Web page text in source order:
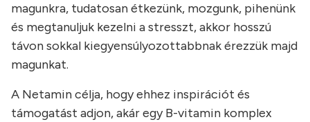
magunkra, tudatosan étkezünk, mozgunk, pihenünk
és megtanuljuk kezelni a stresszt, akkor hosszú
távon sokkal kiegyensúlyozottabbnak érezzük majd
magunkat.
A Netamin célja, hogy ehhez inspirációt és
támogatást adjon, akár egy B-vitamin komplex